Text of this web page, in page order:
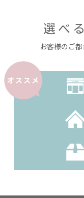
選べ
お客様のご
オススメ